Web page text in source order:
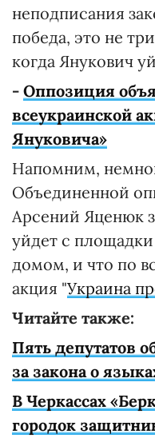
неподписания
победа, это не
когда Янукович
- Оппозиция
всеукраинской
Януковича»
Напомним,
Объединенной
Арсений Яценюк
уйдет с
домом, и что по
акция "Украина
Читайте также:
Пять депутатов
за закона о
В Черкассах
городок